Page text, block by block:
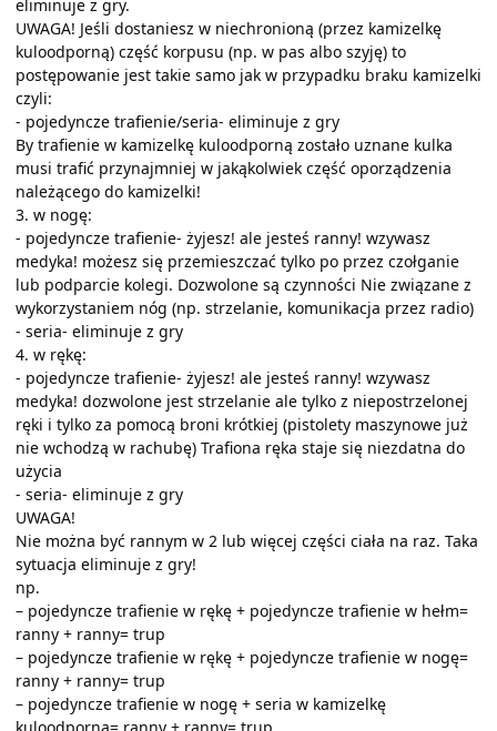
eliminuje z gry.
UWAGA! Jeśli dostaniesz w niechronioną (przez kamizelkę
kuloodporną) część korpusu (np. w pas albo szyję) to
postępowanie jest takie samo jak w przypadku braku kamizelki
czyli:
- pojedyncze trafienie/seria- eliminuje z gry
By trafienie w kamizelkę kuloodporną zostało uznane kulka
musi trafić przynajmniej w jakąkolwiek część oporządzenia
należącego do kamizelki!
3. w nogę:
- pojedyncze trafienie- żyjesz! ale jesteś ranny! wzywasz
medyka! możesz się przemieszczać tylko po przez czołganie
lub podparcie kolegi. Dozwolone są czynności Nie związane z
wykorzystaniem nóg (np. strzelanie, komunikacja przez radio)
- seria- eliminuje z gry
4. w rękę:
- pojedyncze trafienie- żyjesz! ale jesteś ranny! wzywasz
medyka! dozwolone jest strzelanie ale tylko z niepostrzelonej
ręki i tylko za pomocą broni krótkiej (pistolety maszynowe już
nie wchodzą w rachubę) Trafiona ręka staje się niezdatna do
użycia
- seria- eliminuje z gry
UWAGA!
Nie można być rannym w 2 lub więcej części ciała na raz. Taka
sytuacja eliminuje z gry!
np.
– pojedyncze trafienie w rękę + pojedyncze trafienie w hełm=
ranny + ranny= trup
– pojedyncze trafienie w rękę + pojedyncze trafienie w nogę=
ranny + ranny= trup
– pojedyncze trafienie w nogę + seria w kamizelkę